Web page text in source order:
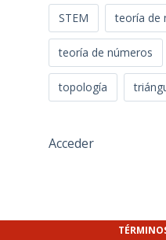
STEM teoría de
teoría de números
topología
Acceder